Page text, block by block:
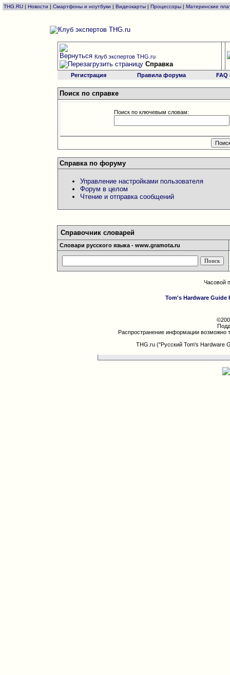
THG.RU | Новости | Смартфоны и ноутбуки | Видеокарты | Процессоры | Материнские
Клуб экспертов THG.ru
Справка
Регистрация Правила форума
Поиск по справке
Поиск по ключевым словам:
Справка по форуму
Управление настройками пользователя
Форум в целом
Чтение и отправка сообщений
Справочник словарей
Словари русского языка - www.gramota.ru
Часовой
Tom's Hardware Guide
Распространение информации возможно
THG.ru ("Русский Tom's Hardware